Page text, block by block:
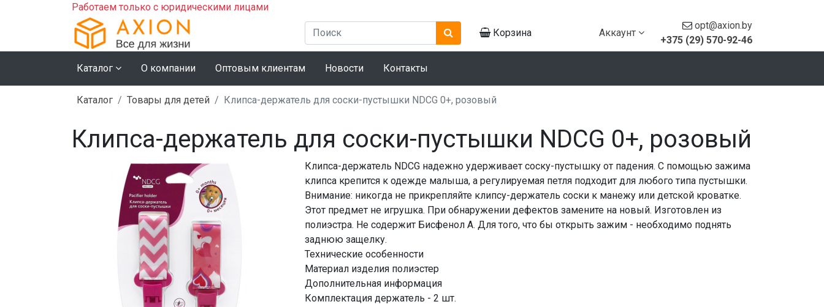
Работаем только с юридическими лицами
Корзина Аккаунт
opt@axion.by
+375 (29) 570-92-46
Каталог О компании Оптовым клиентам Новости Контакты
Каталог Товары для детей Клипса-держатель для соски-пустышки NDCG 0+, розовый
Клипса-держатель для соски-пустышки NDCG 0+, розовый
Клипса-держатель NDCG надежно удерживает соску-пустышку от падения. С помощью зажима
клипса крепится к одежде малыша, а регулируемая петля подходит для любого типа пустышки.
Внимание: никогда не прикрепляйте клипсу-держатель соски к манежу или детской кроватке.
Этот предмет не игрушка. При обнаружении дефектов замените на новый. Изготовлен из
полиэстра. Не содержит Бисфенол А. Для того, что бы открыть зажим - необходимо поднять
заднюю защелку.
Технические особенности
Материал изделия полиэстер
Дополнительная информация
Комплектация держатель - 2 шт.